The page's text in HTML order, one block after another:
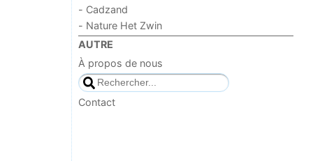
- Cadzand
- Nature Het Zwin
AUTRE
À propos de nous
Contact